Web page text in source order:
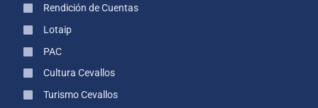
Rendición de Cuentas
Lotaip
PAC
Cultura Cevallos
Turismo Cevallos